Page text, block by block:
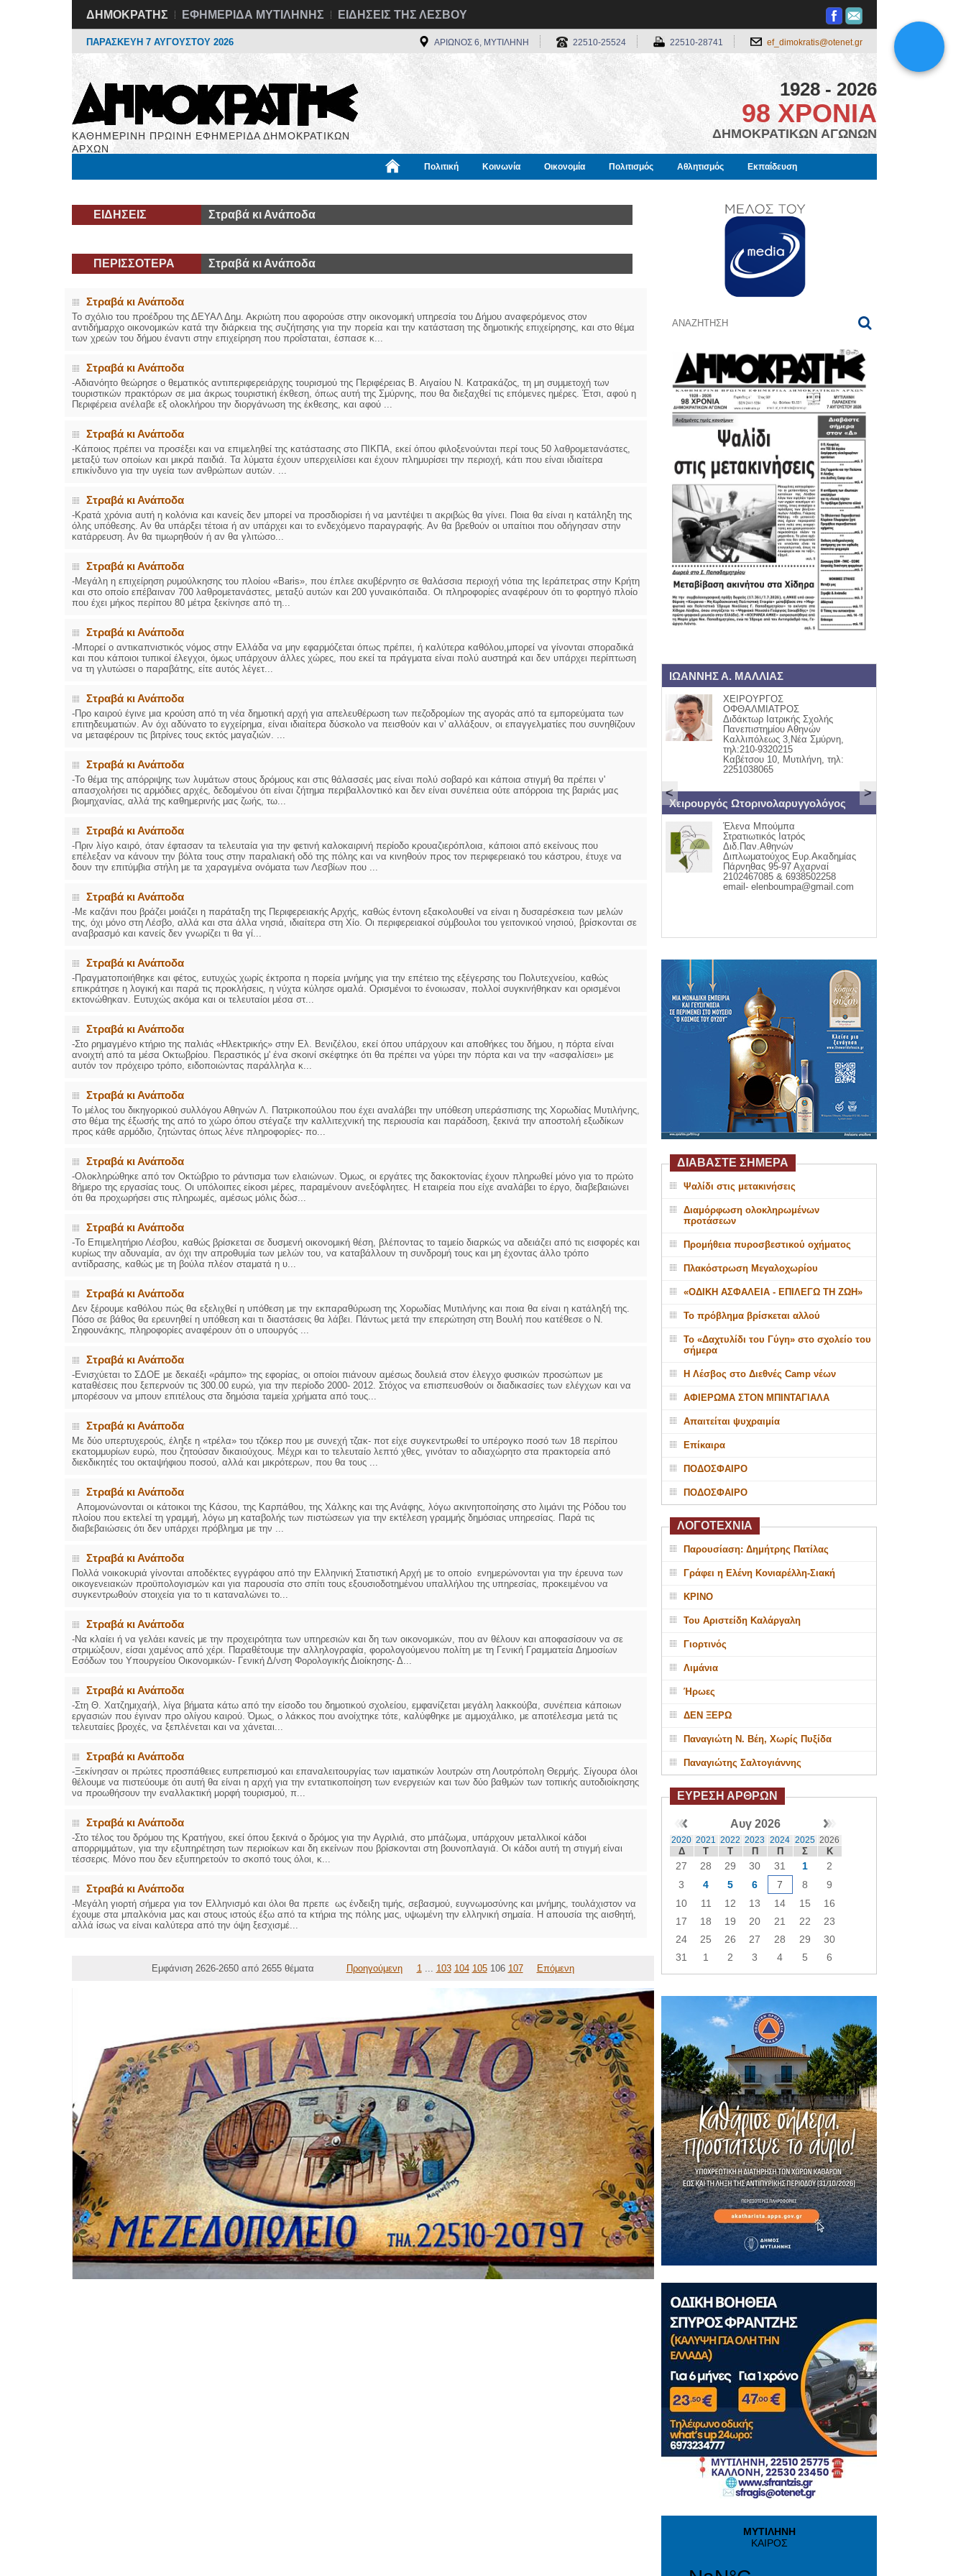
ΔΗΜΟΚΡΑΤΗΣ ΕΦΗΜΕΡΙΔΑ ΜΥΤΙΛΗΝΗΣ ΕΙΔΗΣΕΙΣ ΤΗΣ ΛΕΣΒΟΥ
ΠΑΡΑΣΚΕΥΗ 7 ΑΥΓΟΥΣΤΟΥ 2026 ΑΡΙΩΝΟΣ 6, ΜΥΤΙΛΗΝΗ 22510-25524 22510-28741 ef_dimokratis@otenet.gr
ΚΑΘΗΜΕΡΙΝΗ ΠΡΩΙΝΗ ΕΦΗΜΕΡΙΔΑ ΔΗΜΟΚΡΑΤΙΚΩΝ
ΑΡΧΩΝ
1928 - 2026
98 ΧΡΟΝΙΑ
ΔΗΜΟΚΡΑΤΙΚΩΝ ΑΓΩΝΩΝ
Πολιτική Κοινωνία Οικονομία Πολιτισμός Αθλητισμός Εκπαίδευση
ΕΙΔΗΣΕΙΣ Στραβά κι Ανάποδα
ΠΕΡΙΣΣΟΤΕΡΑ Στραβά κι Ανάποδα
Στραβά κι Ανάποδα
Το σχόλιο του προέδρου της ΔΕΥΑΛ Δημ. Ακριώτη που αφορούσε στην οικονομική υπηρεσία του Δήμου αναφερόμενος στον
αντιδήμαρχο οικονομικών κατά την διάρκεια της συζήτησης για την πορεία και την κατάσταση της δημοτικής επιχείρησης, και στο θέμα
των χρεών του δήμου έναντι στην επιχείρηση που προΐσταται, έσπασε κ...
Στραβά κι Ανάποδα
-Αδιανόητο θεώρησε ο θεματικός αντιπεριφερειάρχης τουρισμού της Περιφέρειας Β. Αιγαίου Ν. Κατρακάζος, τη μη συμμετοχή των
τουριστικών πρακτόρων σε μια άκρως τουριστική έκθεση, όπως αυτή της Σμύρνης, που θα διεξαχθεί τις επόμενες ημέρες. Έτσι, αφού η
Περιφέρεια ανέλαβε εξ ολοκλήρου την διοργάνωση της έκθεσης, και αφού ...
Στραβά κι Ανάποδα
-Κάποιος πρέπει να προσέξει και να επιμεληθεί της κατάστασης στο ΠΙΚΠΑ, εκεί όπου φιλοξενούνται περί τους 50 λαθρομετανάστες,
μεταξύ των οποίων και μικρά παιδιά. Τα λύματα έχουν υπερχειλίσει και έχουν πλημυρίσει την περιοχή, κάτι που είναι ιδιαίτερα
επικίνδυνο για την υγεία των ανθρώπων αυτών. ...
Στραβά κι Ανάποδα
-Κρατά χρόνια αυτή η κολόνια και κανείς δεν μπορεί να προσδιορίσει ή να μαντέψει τι ακριβώς θα γίνει. Ποια θα είναι η κατάληξη της
όλης υπόθεσης. Αν θα υπάρξει τέτοια ή αν υπάρχει και το ενδεχόμενο παραγραφής. Αν θα βρεθούν οι υπαίτιοι που οδήγησαν στην
κατάρρευση. Αν θα τιμωρηθούν ή αν θα γλιτώσο...
Στραβά κι Ανάποδα
-Μεγάλη η επιχείρηση ρυμούλκησης του πλοίου «Baris», που έπλεε ακυβέρνητο σε θαλάσσια περιοχή νότια της Ιεράπετρας στην Κρήτη
και στο οποίο επέβαιναν 700 λαθρομετανάστες, μεταξύ αυτών και 200 γυναικόπαιδα. Οι πληροφορίες αναφέρουν ότι το φορτηγό πλοίο
που έχει μήκος περίπου 80 μέτρα ξεκίνησε από τη...
Στραβά κι Ανάποδα
-Μπορεί ο αντικαπνιστικός νόμος στην Ελλάδα να μην εφαρμόζεται όπως πρέπει, ή καλύτερα καθόλου,μπορεί να γίνονται σποραδικά
και που κάποιοι τυπικοί έλεγχοι, όμως υπάρχουν άλλες χώρες, που εκεί τα πράγματα είναι πολύ αυστηρά και δεν υπάρχει περίπτωση
να τη γλυτώσει ο παραβάτης, είτε αυτός λέγετ...
Στραβά κι Ανάποδα
-Προ καιρού έγινε μια κρούση από τη νέα δημοτική αρχή για απελευθέρωση των πεζοδρομίων της αγοράς από τα εμπορεύματα των
επιτηδευματιών. Αν όχι αδύνατο το εγχείρημα, είναι ιδιαίτερα δύσκολο να πεισθούν και ν' αλλάξουν, οι επαγγελματίες που συνηθίζουν
να μεταφέρουν τις βιτρίνες τους εκτός μαγαζιών. ...
Στραβά κι Ανάποδα
-Το θέμα της απόρριψης των λυμάτων στους δρόμους και στις θάλασσές μας είναι πολύ σοβαρό και κάποια στιγμή θα πρέπει ν'
απασχολήσει τις αρμόδιες αρχές, δεδομένου ότι είναι ζήτημα περιβαλλοντικό και δεν είναι συνέπεια ούτε απόρροια της βαριάς μας
βιομηχανίας, αλλά της καθημερινής μας ζωής, τω...
Στραβά κι Ανάποδα
-Πριν λίγο καιρό, όταν έφτασαν τα τελευταία για την φετινή καλοκαιρινή περίοδο κρουαζιερόπλοια, κάποιοι από εκείνους που
επέλεξαν να κάνουν την βόλτα τους στην παραλιακή οδό της πόλης και να κινηθούν προς τον περιφερειακό του κάστρου, έτυχε να
δουν την επιτύμβια στήλη με τα χαραγμένα ονόματα των Λεσβίων που ...
Στραβά κι Ανάποδα
-Με καζάνι που βράζει μοιάζει η παράταξη της Περιφερειακής Αρχής, καθώς έντονη εξακολουθεί να είναι η δυσαρέσκεια των μελών
της, όχι μόνο στη Λέσβο, αλλά και στα άλλα νησιά, ιδιαίτερα στη Χίο. Οι περιφερειακοί σύμβουλοι του γειτονικού νησιού, βρίσκονται σε
αναβρασμό και κανείς δεν γνωρίζει τι θα γί...
Στραβά κι Ανάποδα
-Πραγματοποιήθηκε και φέτος, ευτυχώς χωρίς έκτροπα η πορεία μνήμης για την επέτειο της εξέγερσης του Πολυτεχνείου, καθώς
επικράτησε η λογική και παρά τις προκλήσεις, η νύχτα κύλησε ομαλά. Ορισμένοι το ένοιωσαν, πολλοί συγκινήθηκαν και ορισμένοι
εκτονώθηκαν. Ευτυχώς ακόμα και οι τελευταίοι μέσα στ...
Στραβά κι Ανάποδα
-Στο ρημαγμένο κτήριο της παλιάς «Ηλεκτρικής» στην Ελ. Βενιζέλου, εκεί όπου υπάρχουν και αποθήκες του δήμου, η πόρτα είναι
ανοιχτή από τα μέσα Οκτωβρίου. Περαστικός μ' ένα σκοινί σκέφτηκε ότι θα πρέπει να γύρει την πόρτα και να την «ασφαλίσει» με
αυτόν τον πρόχειρο τρόπο, ειδοποιώντας παράλληλα κ...
Στραβά κι Ανάποδα
Το μέλος του δικηγορικού συλλόγου Αθηνών Λ. Πατρικοπούλου που έχει αναλάβει την υπόθεση υπεράσπισης της Χορωδίας Μυτιλήνης,
στο θέμα της έξωσής της από το χώρο όπου στέγαζε την καλλιτεχνική της περιουσία και παράδοση, ξεκινά την αποστολή εξωδίκων
προς κάθε αρμόδιο, ζητώντας όπως λένε πληροφορίες- πο...
Στραβά κι Ανάποδα
-Ολοκληρώθηκε από τον Οκτώβριο το ράντισμα των ελαιώνων. Όμως, οι εργάτες της δακοκτονίας έχουν πληρωθεί μόνο για το πρώτο
8ήμερο της εργασίας τους. Οι υπόλοιπες είκοσι μέρες, παραμένουν ανεξόφλητες. Η εταιρεία που είχε αναλάβει το έργο, διαβεβαιώνει
ότι θα προχωρήσει στις πληρωμές, αμέσως μόλις δώσ...
Στραβά κι Ανάποδα
-Το Επιμελητήριο Λέσβου, καθώς βρίσκεται σε δυσμενή οικονομική θέση, βλέποντας το ταμείο διαρκώς να αδειάζει από τις εισφορές και
κυρίως την αδυναμία, αν όχι την απροθυμία των μελών του, να καταβάλλουν τη συνδρομή τους και μη έχοντας άλλο τρόπο
αντίδρασης, καθώς με τη βούλα πλέον σταματά η υ...
Στραβά κι Ανάποδα
Δεν ξέρουμε καθόλου πώς θα εξελιχθεί η υπόθεση με την εκπαραθύρωση της Χορωδίας Μυτιλήνης και ποια θα είναι η κατάληξή της.
Πόσο σε βάθος θα ερευνηθεί η υπόθεση και τι διαστάσεις θα λάβει. Πάντως μετά την επερώτηση στη Βουλή που κατέθεσε ο Ν.
Σηφουνάκης, πληροφορίες αναφέρουν ότι ο υπουργός ...
Στραβά κι Ανάποδα
-Ενισχύεται το ΣΔΟΕ με δεκαέξι «ράμπο» της εφορίας, οι οποίοι πιάνουν αμέσως δουλειά στον έλεγχο φυσικών προσώπων με
καταθέσεις που ξεπερνούν τις 300.00 ευρώ, για την περίοδο 2000- 2012. Στόχος να επισπευσθούν οι διαδικασίες των ελέγχων και να
μπορέσουν να μπουν επιτέλους στα δημόσια ταμεία χρήματα από τους...
Στραβά κι Ανάποδα
Με δύο υπερτυχερούς, έληξε η «τρέλα» του τζόκερ που με συνεχή τζακ- ποτ είχε συγκεντρωθεί το υπέρογκο ποσό των 18 περίπου
εκατομμυρίων ευρώ, που ζητούσαν δικαιούχους. Μέχρι και το τελευταίο λεπτό χθες, γινόταν το αδιαχώρητο στα πρακτορεία από
διεκδικητές του οκταψήφιου ποσού, αλλά και μικρότερων, που θα τους ...
Στραβά κι Ανάποδα
Απομονώνονται οι κάτοικοι της Κάσου, της Καρπάθου, της Χάλκης και της Ανάφης, λόγω ακινητοποίησης στο λιμάνι της Ρόδου του
πλοίου που εκτελεί τη γραμμή, λόγω μη καταβολής των πιστώσεων για την εκτέλεση γραμμής δημόσιας υπηρεσίας. Παρά τις
διαβεβαιώσεις ότι δεν υπάρχει πρόβλημα με την ...
Στραβά κι Ανάποδα
Πολλά νοικοκυριά γίνονται αποδέκτες εγγράφου από την Ελληνική Στατιστική Αρχή με το οποίο ενημερώνονται για την έρευνα των
οικογενειακών προϋπολογισμών και για παρουσία στο σπίτι τους εξουσιοδοτημένου υπαλλήλου της υπηρεσίας, προκειμένου να
συγκεντρωθούν στοιχεία για το τι καταναλώνει το...
Στραβά κι Ανάποδα
-Να κλαίει ή να γελάει κανείς με την προχειρότητα των υπηρεσιών και δη των οικονομικών, που αν θέλουν και αποφασίσουν να σε
στριμώξουν, είσαι χαμένος από χέρι. Παραθέτουμε την αλληλογραφία, φορολογούμενου πολίτη με τη Γενική Γραμματεία Δημοσίων
Εσόδων του Υπουργείου Οικονομικών- Γενική Δ/νση Φορολογικής Διοίκησης- Δ...
Στραβά κι Ανάποδα
-Στη Θ. Χατζημιχαήλ, λίγα βήματα κάτω από την είσοδο του δημοτικού σχολείου, εμφανίζεται μεγάλη λακκούβα, συνέπεια κάποιων
εργασιών που έγιναν προ ολίγου καιρού. Όμως, ο λάκκος που ανοίχτηκε τότε, καλύφθηκε με αμμοχάλικο, με αποτέλεσμα μετά τις
τελευταίες βροχές, να ξεπλένεται και να χάνεται...
Στραβά κι Ανάποδα
-Ξεκίνησαν οι πρώτες προσπάθειες ευπρεπισμού και επαναλειτουργίας των ιαματικών λουτρών στη Λουτρόπολη Θερμής. Σίγουρα όλοι
θέλουμε να πιστεύουμε ότι αυτή θα είναι η αρχή για την εντατικοποίηση των ενεργειών και των δύο βαθμών των τοπικής αυτοδιοίκησης
να προωθήσουν την εναλλακτική μορφή τουρισμού, π...
Στραβά κι Ανάποδα
-Στο τέλος του δρόμου της Κρατήγου, εκεί όπου ξεκινά ο δρόμος για την Αγριλιά, στο μπάζωμα, υπάρχουν μεταλλικοί κάδοι
απορριμμάτων, για την εξυπηρέτηση των περιοίκων και δη εκείνων που βρίσκονται στη βουνοπλαγιά. Οι κάδοι αυτή τη στιγμή είναι
τέσσερις. Μόνο που δεν εξυπηρετούν το σκοπό τους όλοι, κ...
Στραβά κι Ανάποδα
-Μεγάλη γιορτή σήμερα για τον Ελληνισμό και όλοι θα πρεπε ως ένδειξη τιμής, σεβασμού, ευγνωμοσύνης και μνήμης, τουλάχιστον να
έχουμε στα μπαλκόνια μας και στους ιστούς έξω από τα κτήρια της πόλης μας, υψωμένη την ελληνική σημαία. Η απουσία της αισθητή,
αλλά ίσως να είναι καλύτερα από την όψη ξεσχισμέ...
Εμφάνιση 2626-2650 από 2655 θέματα Προηγούμενη 1... 103 104 105106 107 Επόμενη
>
<
Holter πίεσης και ρυθμού
Δοκιμασία κοπώσεως Φορητός
υπέρηχος
ΑΤΕΙ Θεσσαλονίκης-PAMP
Σύμβαση με ΕΟΠΥΥ
ΙΩΑΝΝΗΣ Α. ΜΑΛΛΙΑΣ
ΧΕΙΡΟΥΡΓΟΣ
ΟΦΘΑΛΜΙΑΤΡΟΣ
Διδάκτωρ Ιατρικής Σχολής
Πανεπιστημίου Αθηνών
Καλλιπόλεως 3,Νέα Σμύρνη,
τηλ:210-9320215
Καβέτσου 10, Μυτιλήνη, τηλ:
2251038065
Χειρουργός Ωτορινολαρυγγολόγος
Έλενα Μπούμπα
Στρατιωτικός Ιατρός
Διδ.Παν.Αθηνών
Διπλωματούχος Ευρ.Ακαδημίας
Πάρνηθας 95-97 Αχαρναί
2102467085 & 6938502258
email- elenboumpa@gmail.com
ΔΙΑΒΑΣΤΕ ΣΗΜΕΡΑ
Ψαλίδι στις μετακινήσεις
Διαμόρφωση ολοκληρωμένων
προτάσεων
Προμήθεια πυροσβεστικού οχήματος
Πλακόστρωση Μεγαλοχωρίου
«ΟΔΙΚΗ ΑΣΦΑΛΕΙΑ - ΕΠΙΛΕΓΩ ΤΗ ΖΩΗ»
Το πρόβλημα βρίσκεται αλλού
Το «Δαχτυλίδι του Γύγη» στο σχολείο του
σήμερα
Η Λέσβος στο Διεθνές Camp νέων
ΑΦΙΕΡΩΜΑ ΣΤΟΝ ΜΠΙΝΤΑΓΙΑΛΑ
Απαιτείται ψυχραιμία
Επίκαιρα
ΠΟΔΟΣΦΑΙΡΟ
ΠΟΔΟΣΦΑΙΡΟ
ΛΟΓΟΤΕΧΝΙΑ
Παρουσίαση: Δημήτρης Πατίλας
Γράφει η Ελένη Κονιαρέλλη-Σιακή
ΚΡΙΝΟ
Του Αριστείδη Καλάργαλη
Γιορτινός
Λιμάνια
Ήρωες
ΔΕΝ ΞΕΡΩ
Παναγιώτη Ν. Βέη, Χωρίς Πυξίδα
Παναγιώτης Σαλτογιάννης
ΕΥΡΕΣΗ ΑΡΘΡΩΝ
Αυγ 2026
2020 2021 2022 2023 2024 2025 2026
Δ Τ Τ Π Π Σ Κ
27 28 29 30 31 1
2
3
4 5 6 7 8
9
10
11 12 13 14 15
16
17
18 19 20 21 22
23
24
25 26 27 28 29
30
31
1 2 3 4 5 6